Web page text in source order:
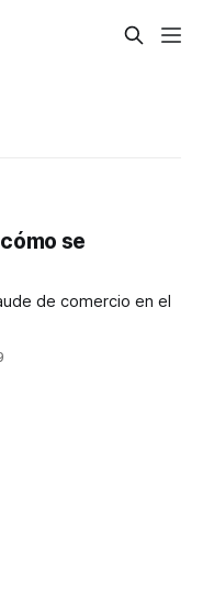
se
de comercio en el